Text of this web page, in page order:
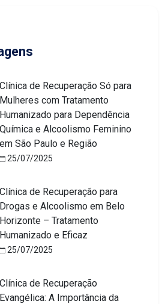
Clínica de Recuperação Só para
Mulheres com Tratamento
Humanizado para Dependência
Química e Alcoolismo Feminino
em São Paulo e Região
25/07/2025
Clínica de Recuperação para
Drogas e Alcoolismo em Belo
Horizonte – Tratamento
Humanizado e Eficaz
25/07/2025
Clínica de Recuperação
Evangélica: A Importância da